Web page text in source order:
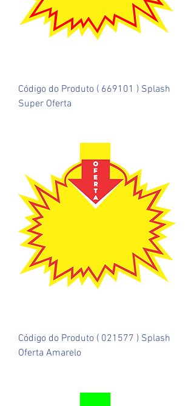
Código do Produto ( 669101 ) Splash
Super Oferta
Código do Produto ( 021577 ) Splash
Oferta Amarelo